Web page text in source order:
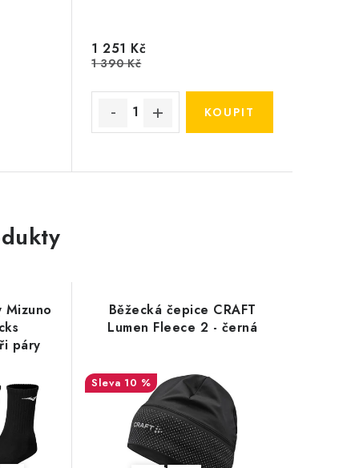
1 251 Kč
1 390 Kč
Mizuno
páry
Běžecká čepice CRAFT
Lumen Fleece 2 - černá
10 %